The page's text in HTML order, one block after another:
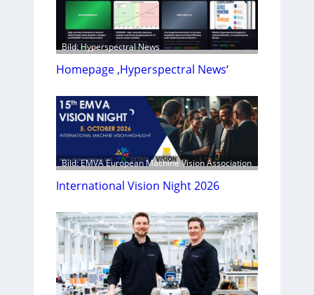
Bild: Hyperspectral News
Homepage ‚Hyperspectral News‘
Bild: EMVA European Machine Vision Association
International Vision Night 2026